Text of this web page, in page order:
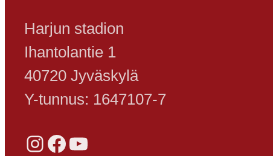
Harjun stadion
Ihantolantie 1
40720 Jyväskylä
Y-tunnus: 1647107-7
Instagram Facebook YouTube